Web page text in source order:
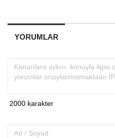
YORUMLAR